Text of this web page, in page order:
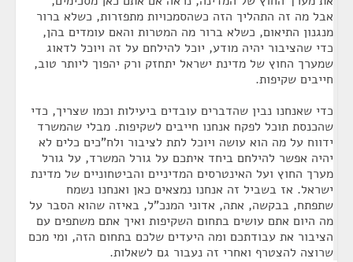
אבל מה זה התהליך הזה כשהסמכויות מתפזרות, כשלא ברור
מנגנון התיאום, כשלא ברור מה המטרות והאם עומדים בהן,
כדי שהציבור יהיה מודע, יוכל להילחם על זה ויוכל לדאוג
שמערך החוץ של מדינת ישראל יתחזק ורק יהפוך ליותר טוב,
חייבים שקיפות.
כדי שאנחנו נבין שהדברים עובדים ביעילות וכמו שצריך, כדי
שהכנסת תוכל לפקח אנחנו חייבים לשקיפות. מבלי שהמשרד
ידווח על מה הוא עושה ויוכל לתת לציבור ולח"כים כלים לא
יהיה אפשר להילחם ביחד איתכם על גורל המשרד, על גורל
מערך החוץ ועל האינטרסים המדיניים והביטחוניים של מדינת
ישראל. אז בשביל זה אנחנו נמצאים כאן ואנחנו נשמח
שתפתח, בבקשה, אתה, אדוני המנכ"ל, באיזה שהוא הסבר על
מה היום אתם עושים בתחום השקיפות ואיך אתם משתפים עם
הציבור את עבודתכם ומה היעדים שלכם בתחום הזה, ומי מכם
שרוצה להצטרף ואחרי זה נעבור גם לשאלות.